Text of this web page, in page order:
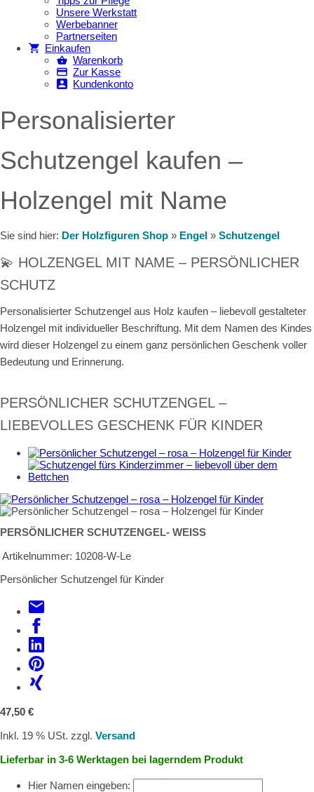
Unsere Werkstatt
Werbebanner
Partnerseiten
Einkaufen
Warenkorb
Zur Kasse
Kundenkonto
Personalisierter
Schutzengel kaufen –
Holzengel mit Name
Sie sind hier: Der Holzfiguren Shop » Engel » Schutzengel
💫 HOLZENGEL MIT NAME – PERSÖNLICHER
SCHUTZ
Personalisierter Schutzengel aus Holz kaufen – liebevoll gestalteter
Holzengel mit individueller Beschriftung. Mit dem Namen des Kindes
wird dieser Holzengel zu einem ganz persönlichen Geschenk voller
Bedeutung und Erinnerung.
PERSÖNLICHER SCHUTZENGEL –
LIEBEVOLLES GESCHENK FÜR KINDER
PERSÖNLICHER SCHUTZENGEL- WEISS
Artikelnummer: 10208-W-Le
Persönlicher Schutzengel für Kinder
47,50 €
Inkl. 19 % USt. zzgl. Versand
Lieferbar in 3-6 Werktagen bei lagerndem Produkt
Hier Namen eingeben: